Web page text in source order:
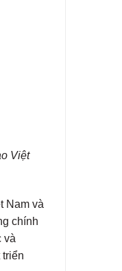
Việt
Nam và
chính
và